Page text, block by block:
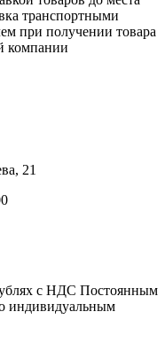
транспортными
при получении товара
компании
21
с НДС Постоянным
индивидуальным